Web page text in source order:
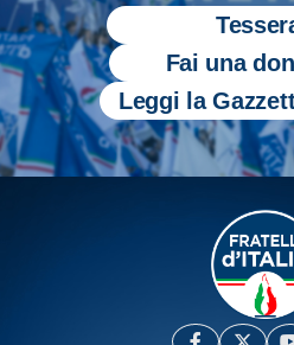
Fai una
Leggi la